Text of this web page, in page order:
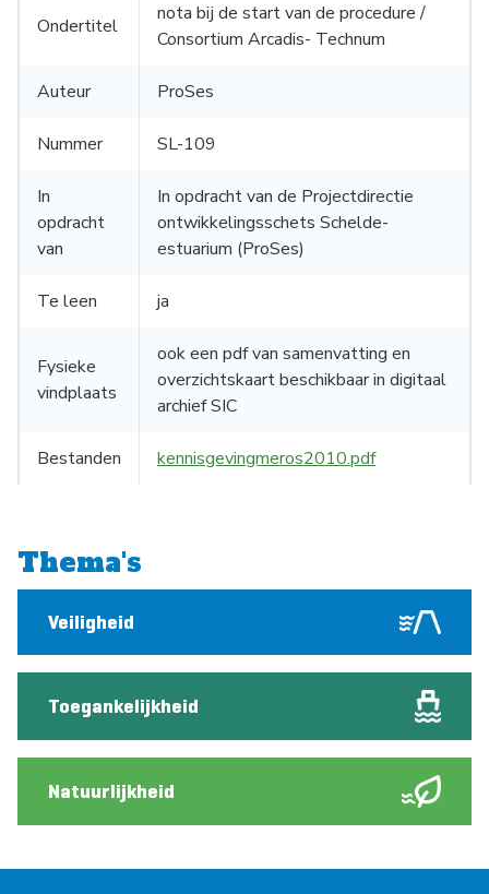
Ondertitel
nota bij de start van de procedure /
Consortium Arcadis- Technum
Auteur ProSes
Nummer SL-109
In
opdracht
van
In opdracht van de Projectdirectie
ontwikkelingsschets Schelde-
estuarium (ProSes)
Te leen ja
Fysieke
vindplaats
ook een pdf van samenvatting en
overzichtskaart beschikbaar in digitaal
archief SIC
Bestanden kennisgevingmeros2010.pdf
Thema's
Veiligheid
Toegankelijkheid
Natuurlijkheid